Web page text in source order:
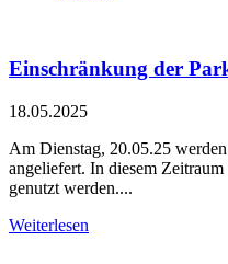
Einschränkung der
18.05.2025
Am Dienstag, 20.05.25
angeliefert. In diesem
genutzt werden....
Weiterlesen